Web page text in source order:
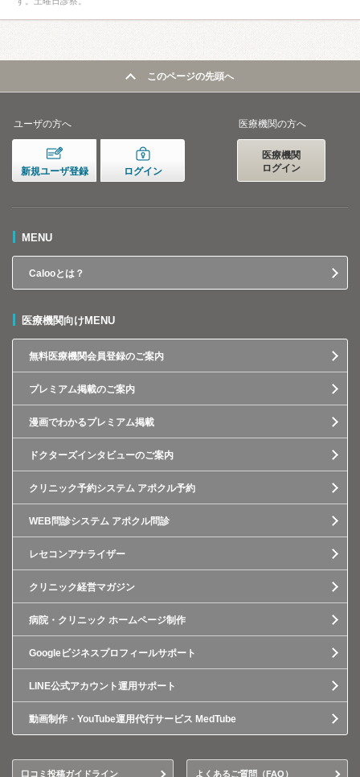
このページの先頭へ
ユーザの方へ
新規ユーザ登録 ログイン
医療機関の方へ
医療機関
ログイン
MENU
Calooとは？
医療機関向けMENU
無料医療機関会員登録のご案内
プレミアム掲載のご案内
漫画でわかるプレミアム掲載
ドクターズインタビューのご案内
クリニック予約システム アポクル予約
WEB問診システム アポクル問診
レセコンアナライザー
クリニック経営マガジン
病院・クリニック ホームページ制作
Googleビジネスプロフィールサポート
LINE公式アカウント運用サポート
動画制作・YouTube運用代行サービス MedTube
口コミ投稿ガイドライン よくあるご質問（FAQ）